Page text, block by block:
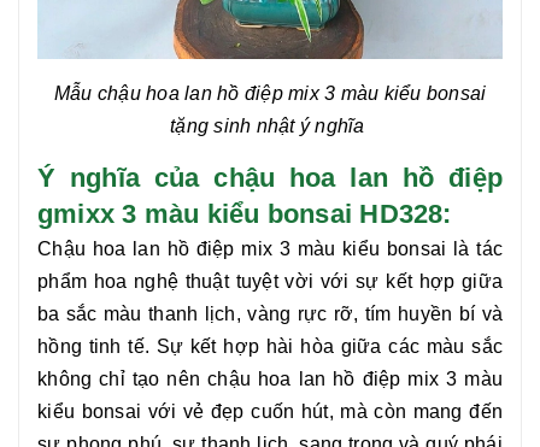
Mẫu chậu hoa lan hồ điệp mix 3 màu kiểu bonsai
tặng sinh nhật ý nghĩa
Ý nghĩa của chậu hoa lan hồ điệp
gmixx 3 màu kiểu bonsai HD328:
Chậu hoa lan hồ điệp mix 3 màu kiểu bonsai là tác
phẩm hoa nghệ thuật tuyệt vời với sự kết hợp giữa
ba sắc màu thanh lịch, vàng rực rỡ, tím huyền bí và
hồng tinh tế. Sự kết hợp hài hòa giữa các màu sắc
không chỉ tạo nênchậu hoa lan hồ điệp mix 3 màu
kiểu bonsai với vẻ đẹp cuốn hút, mà còn mang đến